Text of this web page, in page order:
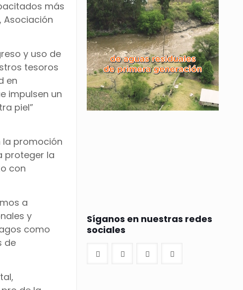
más
Asociación
y uso de
tesoros
en
impulsen un
piel”
la promoción
proteger la
con
a
y
como
de
Síganos en nuestras redes
sociales